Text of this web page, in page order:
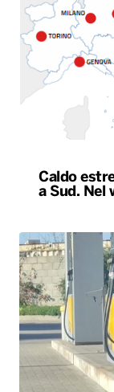
Caldo
a Sud. Nel